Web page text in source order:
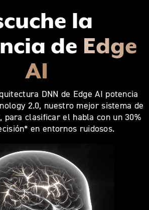
la
de Edge
AI
DNN de Edge AI potencia
2.0, nuestro mejor sistema de
para clasificar el habla con un 30%
en entornos ruidosos.